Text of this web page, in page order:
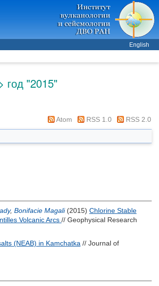
English
год "2015"
Atom RSS 1.0 RSS 2.0
, Bonifacie Magali(2015) Chlorine Stable
Volcanic Arcs // Geophysical Research
(NEAB) in Kamchatka // Journal of